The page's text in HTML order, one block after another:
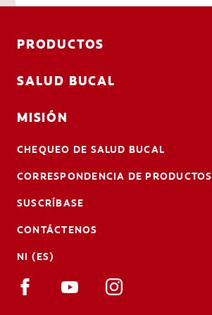
PRODUCTOS
SALUD BUCAL
MISIÓN
CHEQUEO DE SALUD BUCAL
CORRESPONDENCIA DE PRODUCTOS
SUSCRÍBASE
CONTÁCTENOS
NI (ES)